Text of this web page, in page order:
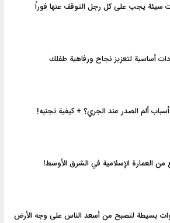
أساسية لتعزيز نجاح ورفاهية طفلك
ألم الصدر عند الجري؟ + كيفية تجنبه!